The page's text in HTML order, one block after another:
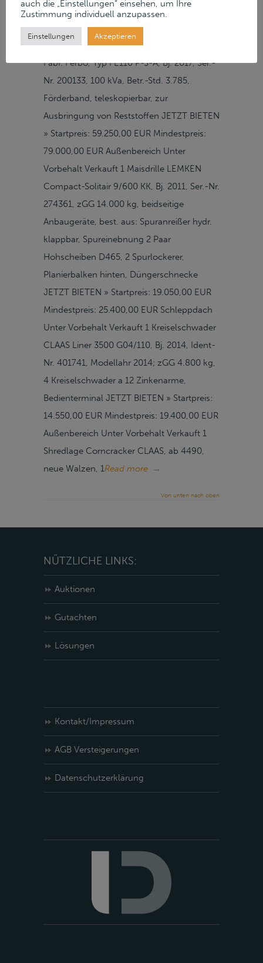
Schlauchaufnahme, Förderpumpe,
Steuerung, Fabr. Siemens, Typ Simatic HMI,
6 Separatoren, 3 Ladetrichter, Dieselmotor,
Fabr. Ferbo, Typ FE110 P-S-A, Bj. 2017, Ser.-
Nr. 200133, 100 kVa, Betr.-Std. 3.785,
Förderband, teleskopierbar, zur
Ausbringung von Reststoffen JETZT BIETEN
» Startpreis: 59.250,00 EUR Mindestpreis:
79.000,00 EUR Außenbereich Unter
Vorbehalt Verkauft 1 Maisdrille LEMKEN
Compact-Solitair 9/600 KK, Bj. 2011, Ser.-Nr.
274361, zGG 14.000 kg, beidseitige
Anbaugeräte, best. aus: Spuranreißer hydr.
klappbar, Spureinebnung 2 Paar
Hohscheiben D465, 2 Spurlockerer,
Planierbalken hinten, Düngerschnecke
JETZT BIETEN » Startpreis: 19.050,00 EUR
Mindestpreis: 25.400,00 EUR Schleppdach
Unter Vorbehalt Verkauft 1 Kreiselschwader
CLAAS Liner 3500 G04/110, Bj. 2014, Ident-
Nr. 401741, Modellahr 2014; zGG 4.800 kg,
4 Kreiselschwader a 12 Zinkenarme,
Bedienterminal JETZT BIETEN » Startpreis:
14.550,00 EUR Mindestpreis: 19.400,00 EUR
Außenbereich Unter Vorbehalt Verkauft 1
Shredlage Corncracker CLAAS, ab 4490,
neue Walzen, 1Read more →
Von unten nach oben
NÜTZLICHE LINKS:
Auktionen
Gutachten
Lösungen
Kontakt/Impressum
AGB Versteigerungen
Datenschutzerklärung
auch die „Einstellungen“ einsehen, um Ihre
Zustimmung individuell anzupassen.
Einstellungen Akzeptieren